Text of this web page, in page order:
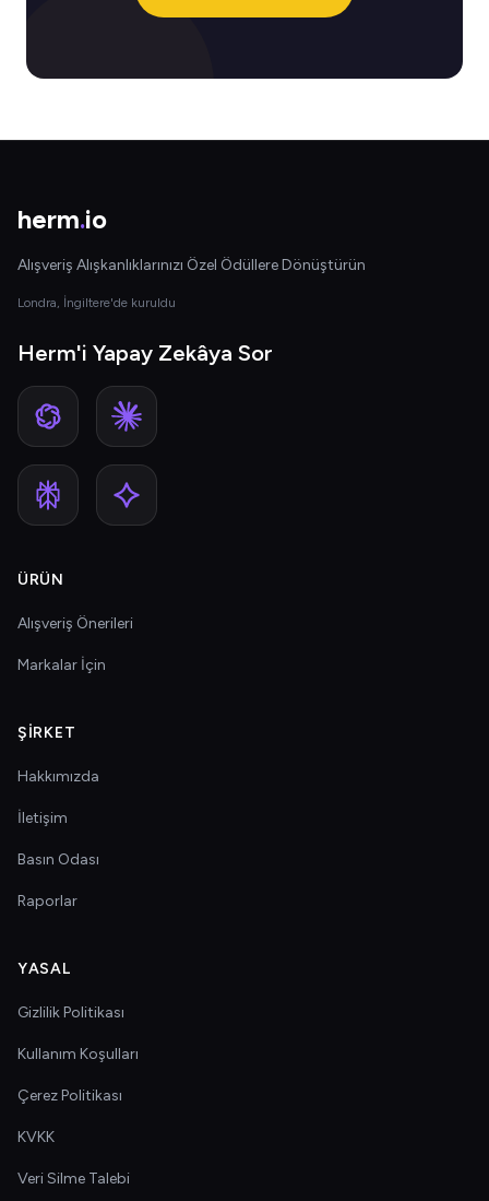
herm.io
Alışveriş Alışkanlıklarınızı Özel Ödüllere Dönüştürün
Londra, İngiltere'de kuruldu
Herm'i Yapay Zekâya Sor
ÜRÜN
Alışveriş Önerileri
Markalar İçin
ŞIRKET
Hakkımızda
İletişim
Basın Odası
Raporlar
YASAL
Gizlilik Politikası
Kullanım Koşulları
Çerez Politikası
KVKK
Veri Silme Talebi